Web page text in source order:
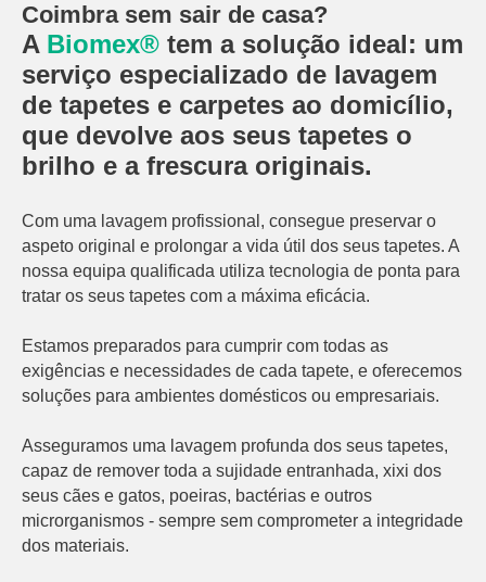
Coimbra sem sair de casa?
A Biomex® tem a solução ideal: um
serviço especializado de lavagem
de tapetes e carpetes ao domicílio,
que devolve aos seus tapetes o
brilho e a frescura originais.
Com uma lavagem profissional, consegue preservar o
aspeto original e prolongar a vida útil dos seus tapetes. A
nossa equipa qualificada utiliza tecnologia de ponta para
tratar os seus tapetes com a máxima eficácia.
Estamos preparados para cumprir com todas as
exigências e necessidades de cada tapete, e oferecemos
soluções para ambientes domésticos ou empresariais.
Asseguramos uma lavagem profunda dos seus tapetes,
capaz de remover toda a sujidade entranhada, xixi dos
seus cães e gatos, poeiras, bactérias e outros
microrganismos - sempre sem comprometer a integridade
dos materiais.